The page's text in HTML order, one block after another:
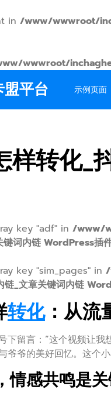
in /www/wwwroot/
wwwroot/
平台 示例页面
样转化_
key "adf" in /www/
键词内链 WordPress
key "sim_pages" in
_文章关键词内链
转化：从流
下留言：“这个视频让
爷爷的美好回忆。这个
情感共鸣是